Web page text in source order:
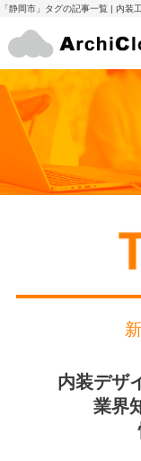
「静岡市」タグの記事一覧 | 内装
内装デザ
業界